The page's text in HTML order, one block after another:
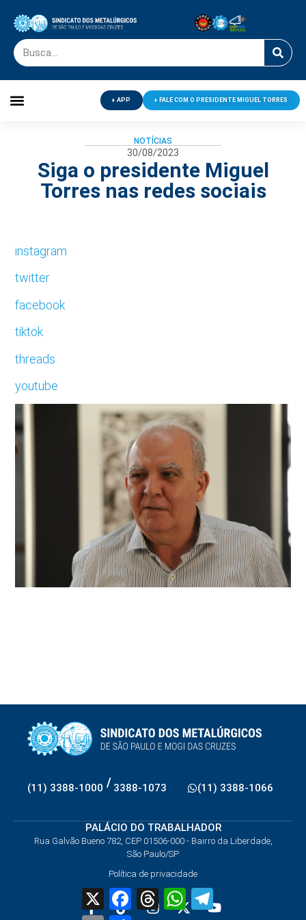
APP FALE COM O PRESIDENTE MIGUEL TORRES
NOTÍCIAS
30/08/2023
Siga o presidente Miguel
Torres nas redes sociais
instagram
twitter
facebook
tiktok
threads
youtube
(11) 3388-1000 / 3388-1073 (11) 3388-1066
PALÁCIO DO TRABALHADOR
Rua Galvão Bueno 782, CEP 01506-000 - Bairro da Liberdade,
São Paulo/SP
Política de privacidade
X FacebookThreadsWhatsApp